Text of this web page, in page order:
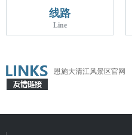
线路
Line
恩施大清江风景区官网